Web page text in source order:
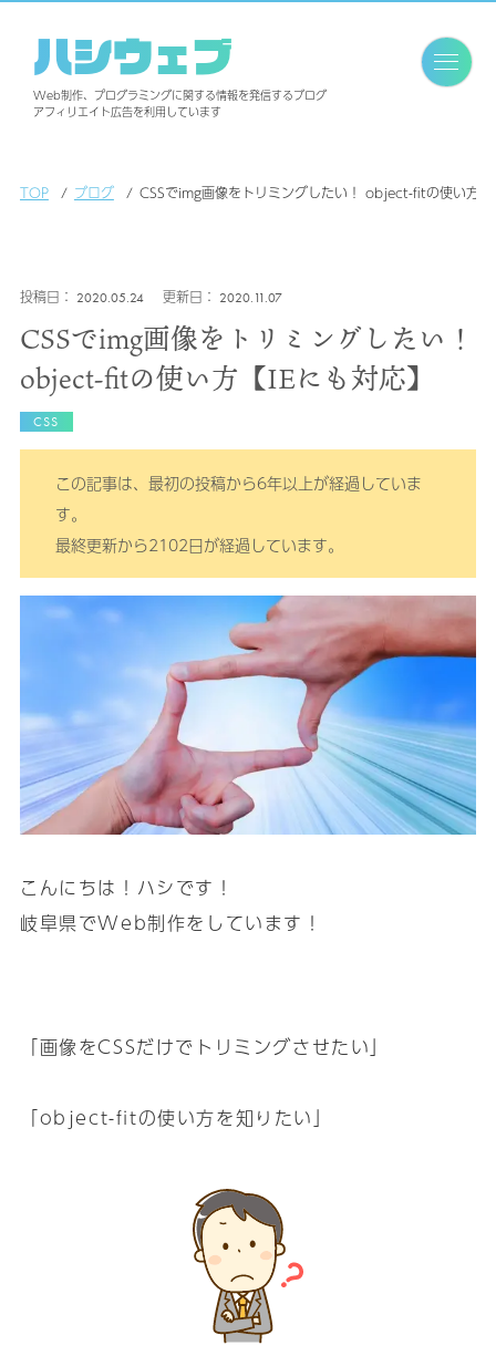
ハシウェブ
Web制作、プログラミングに関する情報を発信するブログ
アフィリエイト広告を利用しています
TOP ブログ CSSでimg画像をトリミングしたい！ object-fitの使い方【
2020.05.24 2020.11.07
CSSでimg画像をトリミングしたい！
object-fitの使い方【IEにも対応】
CSS
この記事は、最初の投稿から6年以上が経過していま
す。
最終更新から2102日が経過しています。
「画像をCSSだけでトリミングさせたい」
「object-fitの使い方を知りたい」